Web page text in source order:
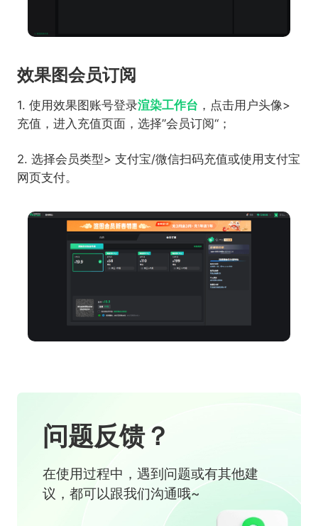
效果图会员订阅
1. 使用效果图账号登录渲染工作台 ，点击用户头像>
充值，进入充值页面，选择”会员订阅“；
2. 选择会员类型> 支付宝/微信扫码充值或使用支付宝
网页支付。
问题反馈？
在使用过程中，遇到问题或有其他建
议，都可以跟我们沟通哦~